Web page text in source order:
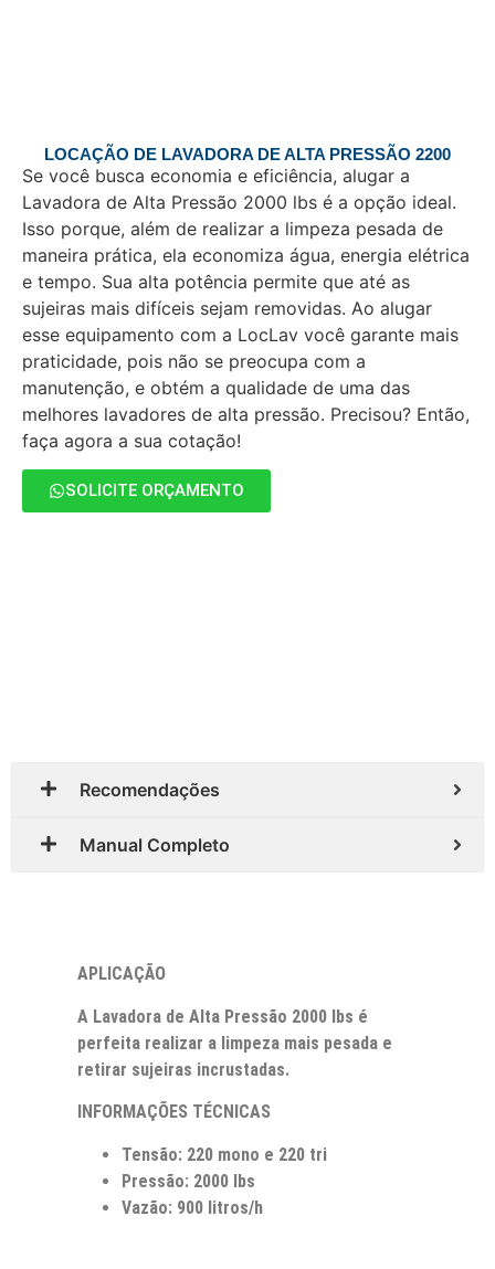
LOCAÇÃO DE LAVADORA DE ALTA PRESSÃO 2200
Se você busca economia e eficiência, alugar a
Lavadora de Alta Pressão 2000 lbs é a opção ideal.
Isso porque, além de realizar a limpeza pesada de
maneira prática, ela economiza água, energia elétrica
e tempo. Sua alta potência permite que até as
sujeiras mais difíceis sejam removidas. Ao alugar
esse equipamento com a LocLav você garante mais
praticidade, pois não se preocupa com a
manutenção, e obtém a qualidade de uma das
melhores lavadores de alta pressão. Precisou? Então,
faça agora a sua cotação!
SOLICITE ORÇAMENTO
Recomendações
Manual Completo
APLICAÇÃO
A Lavadora de Alta Pressão 2000 lbs é
perfeita realizar a limpeza mais pesada e
retirar sujeiras incrustadas.
INFORMAÇÕES TÉCNICAS
Tensão: 220 mono e 220 tri
Pressão: 2000 lbs
Vazão: 900 litros/h